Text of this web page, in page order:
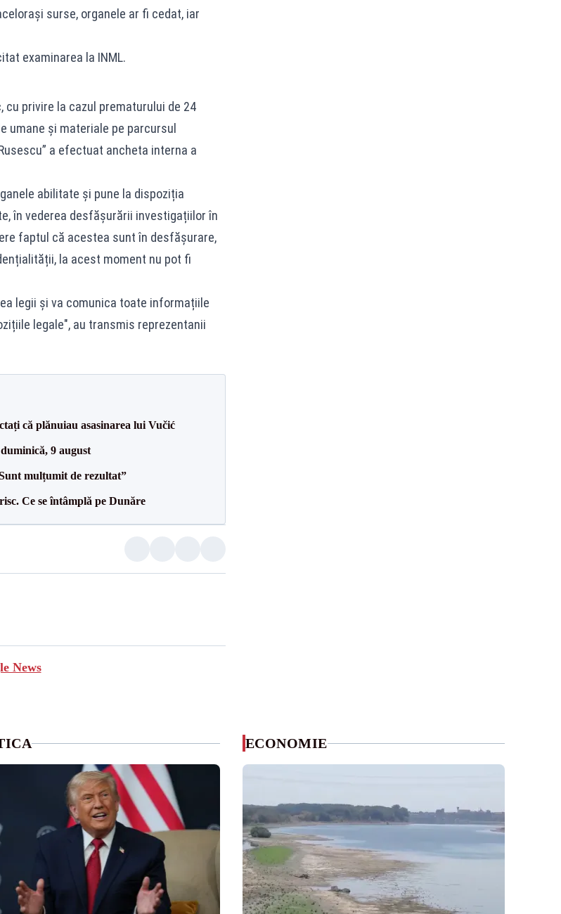
surse, organele ar fi cedat, iar
examinarea la INML.
privire la cazul prematurului de 24
umane și materiale pe parcursul
a efectuat ancheta interna a
abilitate și pune la dispoziția
în vederea desfășurării investigațiilor în
faptul că acestea sunt în desfășurare,
la acest moment nu pot fi
legii și va comunica toate informațiile
legale", au transmis reprezentanii
că plănuiau asasinarea lui Vučić
9 august
mulțumit de rezultat”
Ce se întâmplă pe Dunăre
News
ECONOMIE